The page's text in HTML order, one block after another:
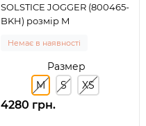
SOLSTICE JOGGER (800465-
BKH) розмір M
Немає в наявності
Размер
M
S XS
4280 грн.